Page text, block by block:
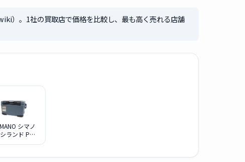
）。1社の買取店で価格を比較し、最も高く売れる店舗
シマノ
ランド PRO